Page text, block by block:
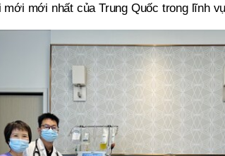
mới nhất của Trung Quốc trong lĩnh